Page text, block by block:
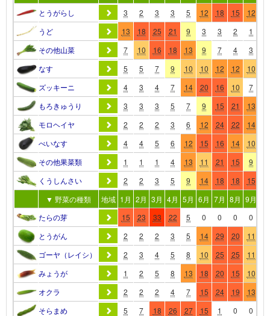
とうがらし
3 2 3 3 5 12 18 15 12
うど
13 18 25 21 9 3 3 2 1
その他山菜
7 10 16 18 13 9 7 4 3
なす
5 5 7 9 10 10 12 12 10
ズッキーニ
4 3 4 7 14 20 16 10 7
もろきゅうり
3 3 3 5 7 9 15 21 13
モロヘイヤ
2 2 2 3 6 12 24 22 14
べいなす
4 4 5 6 12 15 16 14 10
その他果菜類
1 1 1 4 13 11 21 15 9
くうしんさい
2 2 3 5 9 14 18 18 15
▼ 野菜の種類
地域 1月 2月 3月 4月 5月 6月 7月 8月 9月
たらの芽
15 23 33 22 5 0 0 0 0
とうがん
2 2 2 3 5 14 29 20 11
ゴーヤ（レイシ）
2 3 4 5 8 10 25 25 11
みょうが
1 2 5 8 13 18 20 15 10
オクラ
2 2 2 4 7 15 24 19 13
そらまめ
5 7 18 26 27 15 1 0 0